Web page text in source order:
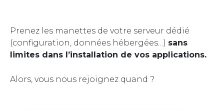
Prenez les manettes de votre serveur dédié
(configuration, données hébergées…) sans
limites dans l’installation de vos applications.
Alors, vous nous rejoignez quand ?